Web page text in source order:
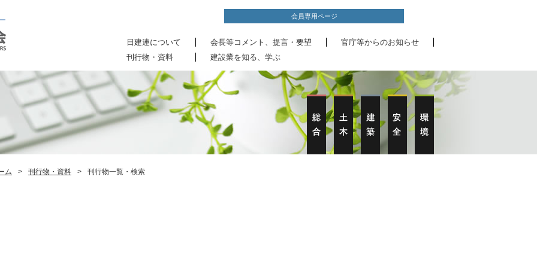
会員専用ページ
日建連について 会長等コメント、提言・要望
官庁等からのお知らせ
刊行物・資料
建設業を知る、学ぶ
ム > 刊行物・資料 > 刊行物一覧・検索